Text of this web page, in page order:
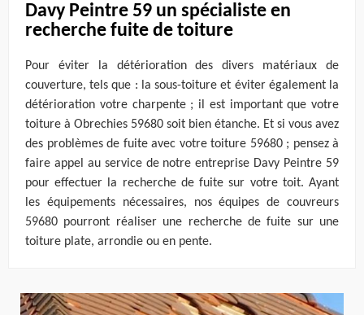
Davy Peintre 59 un spécialiste en
recherche fuite de toiture
Pour éviter la détérioration des divers matériaux de
couverture, tels que : la sous-toiture et éviter également la
détérioration votre charpente ; il est important que votre
toiture à Obrechies 59680 soit bien étanche. Et si vous avez
des problèmes de fuite avec votre toiture 59680 ; pensez à
faire appel au service de notre entreprise Davy Peintre 59
pour effectuer la recherche de fuite sur votre toit. Ayant
les équipements nécessaires, nos équipes de couvreurs
59680 pourront réaliser une recherche de fuite sur une
toiture plate, arrondie ou en pente.